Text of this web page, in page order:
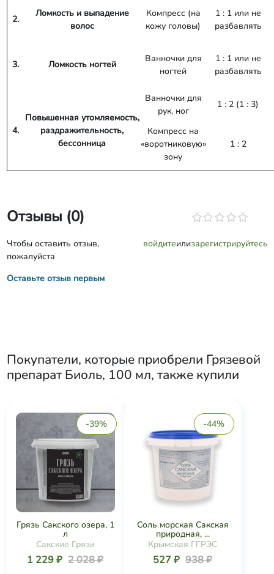
2.
Ломкость и выпадение
волос
Компресс (на
кожу головы)
1 : 1 или не
разбавлять
3. Ломкость ногтей
Ванночки для
ногтей
1 : 1 или не
разбавлять
4.
Повышенная утомляемость,
раздражительность,
бессонница
Ванночки для
рук, ног
1 : 2 (1 : 3)
Компресс на
«воротниковую»
зону
1 : 2
Отзывы (0)
Чтобы оставить отзыв,
пожалуйста
войдитеилизарегистрируйтесь
Оставьте отзыв первым
Покупатели, которые приобрели Грязевой
препарат Биоль, 100 мл, также купили
-39%
Грязь Сакского озера, 1
л
Сакские Грязи
1 229 ₽ 2 028 ₽
-44%
Соль морская Сакская
природная, ...
Крымская ГГРЭС
527 ₽ 938 ₽